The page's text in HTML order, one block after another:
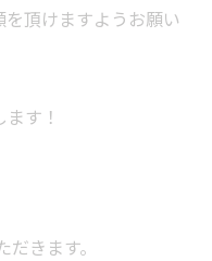
頂けますようお願い
す！
きます。